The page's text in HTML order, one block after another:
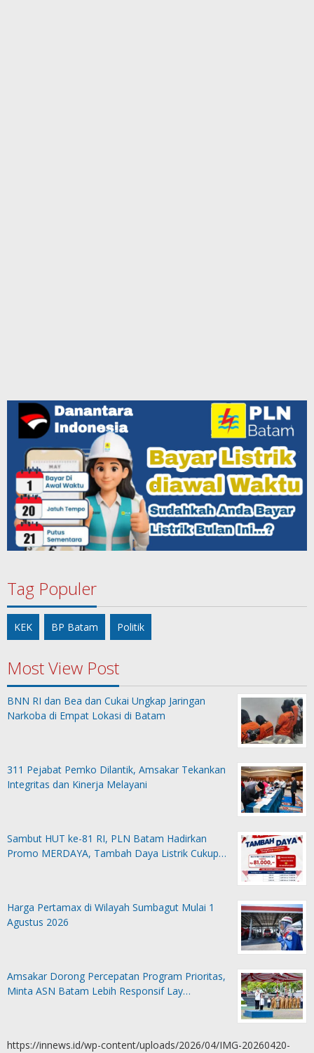
Tag Populer
KEK BP Batam Politik
Most View Post
BNN RI dan Bea dan Cukai Ungkap Jaringan
Narkoba di Empat Lokasi di Batam
311 Pejabat Pemko Dilantik, Amsakar Tekankan
Integritas dan Kinerja Melayani
Sambut HUT ke-81 RI, PLN Batam Hadirkan
Promo MERDAYA, Tambah Daya Listrik Cukup…
Harga Pertamax di Wilayah Sumbagut Mulai 1
Agustus 2026
Amsakar Dorong Percepatan Program Prioritas,
Minta ASN Batam Lebih Responsif Lay…
https://innews.id/wp-content/uploads/2026/04/IMG-20260420-